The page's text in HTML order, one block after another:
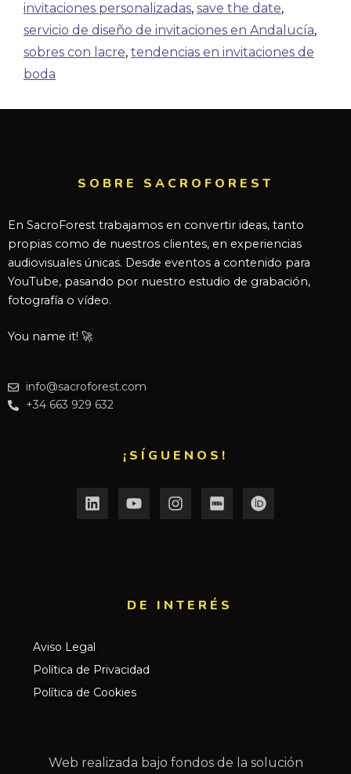
invitaciones personalizadas, save the date,
servicio de diseño de invitaciones en Andalucía,
sobres con lacre, tendencias en invitaciones de
boda
SOBRE SACROFOREST
En SacroForest trabajamos en convertir ideas, tanto
propias como de nuestros clientes, en experiencias
audiovisuales únicas. Desde eventos a contenido para
YouTube, pasando por nuestro estudio de grabación,
fotografía o vídeo.
You name it! 🚀
info@sacroforest.com
+34 663 929 632
¡SÍGUENOS!
DE INTERÉS​
Aviso Legal
Política de Privacidad
Política de Cookies
Web realizada bajo fondos de la solución